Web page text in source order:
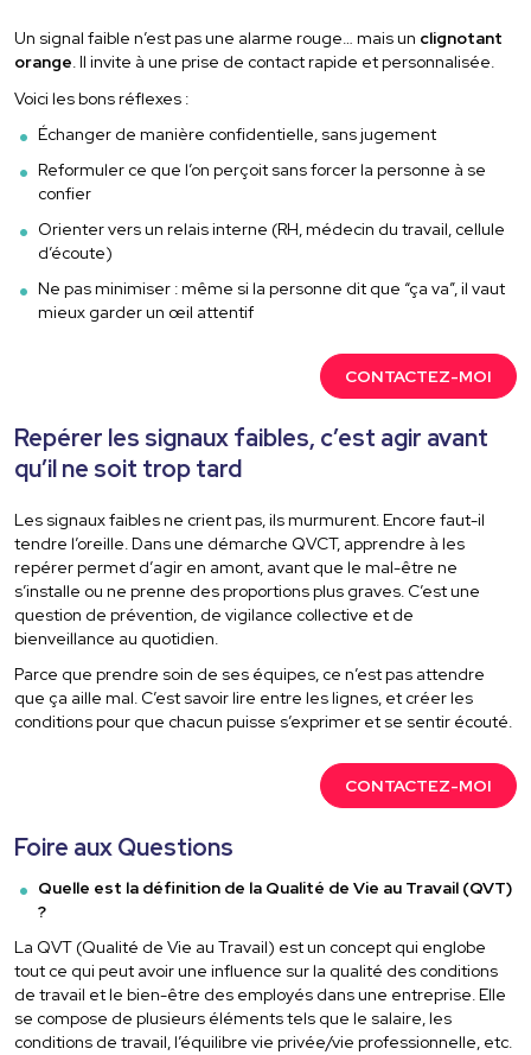
Un signal faible n’est pas une alarme rouge… mais un clignotant
orange. Il invite à une prise de contact rapide et personnalisée.
Voici les bons réflexes :
Échanger de manière confidentielle, sans jugement
Reformuler ce que l’on perçoit sans forcer la personne à se
confier
Orienter vers un relais interne (RH, médecin du travail, cellule
d’écoute)
Ne pas minimiser : même si la personne dit que “ça va”, il vaut
mieux garder un œil attentif
CONTACTEZ-MOI
Repérer les signaux faibles, c’est agir avant
qu’il ne soit trop tard
Les signaux faibles ne crient pas, ils murmurent. Encore faut-il
tendre l’oreille. Dans une démarche QVCT, apprendre à les
repérer permet d’agir en amont, avant que le mal-être ne
s’installe ou ne prenne des proportions plus graves. C’est une
question de prévention, de vigilance collective et de
bienveillance au quotidien.
Parce que prendre soin de ses équipes, ce n’est pas attendre
que ça aille mal. C’est savoir lire entre les lignes, et créer les
conditions pour que chacun puisse s’exprimer et se sentir écouté.
CONTACTEZ-MOI
Foire aux Questions
Quelle est la définition de la Qualité de Vie au Travail (QVT)
?
La QVT (Qualité de Vie au Travail) est un concept qui englobe
tout ce qui peut avoir une influence sur la qualité des conditions
de travail et le bien-être des employés dans une entreprise. Elle
se compose de plusieurs éléments tels que le salaire, les
conditions de travail, l’équilibre vie privée/vie professionnelle, etc.